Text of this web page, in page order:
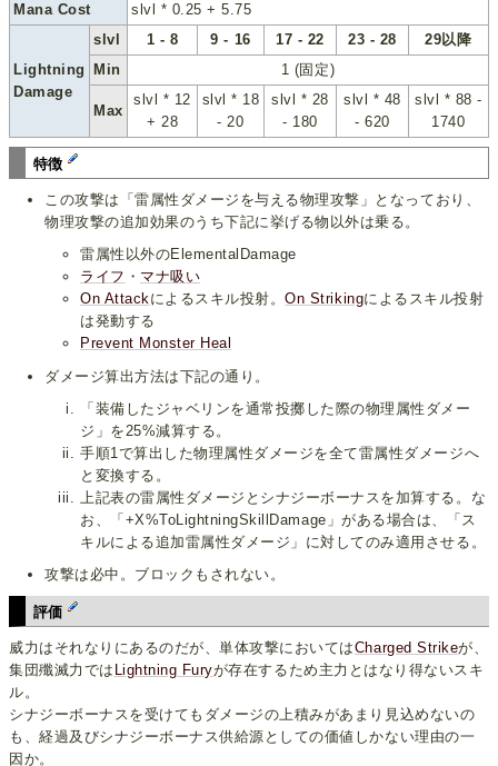
Mana Cost slvl * 0.25 + 5.75
Lightning
Damage
slvl 1 - 8 9 - 16 17 - 22 23 - 28
29以降
Min
1 (固定)
Max
slvl * 12
+ 28
slvl * 18
- 20
slvl * 28
- 180
slvl * 48
- 620
slvl * 88 -
1740
特徴
この攻撃は「雷属性ダメージを与える物理攻撃」となっており、
物理攻撃の追加効果のうち下記に挙げる物以外は乗る。
雷属性以外のElementalDamage
ライフ ・ マナ吸い
On Attackによるスキル投射。On Strikingによるスキル投射
は発動する
Prevent Monster Heal
ダメージ算出方法は下記の通り。
「装備したジャベリンを通常投擲した際の物理属性ダメー
ジ」を25%減算する。
手順1で算出した物理属性ダメージを全て雷属性ダメージへ
と変換する。
上記表の雷属性ダメージとシナジーボーナスを加算する。な
お、「+X%ToLightningSkillDamage」がある場合は、「ス
キルによる追加雷属性ダメージ」に対してのみ適用させる。
攻撃は必中。ブロックもされない。
評価
威力はそれなりにあるのだが、単体攻撃においてはCharged Strikeが、
集団殲滅力では Lightning Furyが存在するため主力とはなり得ないスキ
ル。
シナジーボーナスを受けてもダメージの上積みがあまり見込めないの
も、経過及びシナジーボーナス供給源としての価値しかない理由の一
因か。